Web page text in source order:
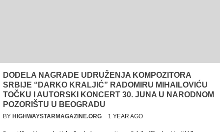
DODELA NAGRADE UDRUŽENJA KOMPOZITORA
SRBIJE “DARKO KRALJIĆ” RADOMIRU MIHAILOVIĆU
TOČKU I AUTORSKI KONCERT 30. JUNA U NARODNOM
POZORIŠTU U BEOGRADU
BY HIGHWAYSTARMAGAZINE.ORG 1 YEAR AGO